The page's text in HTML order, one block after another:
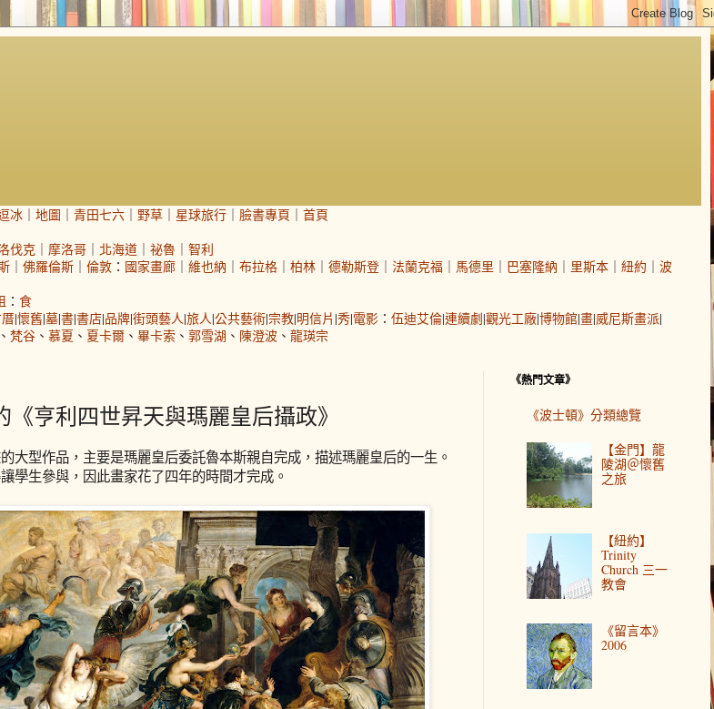
冰 ｜ 地圖 ｜ 青田七六 ｜ 野草 ｜ 星球旅行 ｜ 臉書專頁 ｜ 首頁
伐克 ｜ 摩洛哥 ｜ 北海道 ｜ 祕魯 ｜ 智利
｜ 佛羅倫斯 ｜ 倫敦 ： 國家畫廊 ｜ 維也納 ｜ 布拉格 ｜ 柏林 ｜ 德勒斯登 ｜ 法蘭克福 ｜ 馬德里 ｜ 巴塞隆納 ｜ 里斯本 ｜ 紐約 ｜ 波
： 食
|懷舊|墓|書|書店|品牌|街頭藝人|旅人|公共藝術|宗教|明信片 |秀|電影 ： 伍迪艾倫|連續劇|觀光工廠|博物館|畫|威尼斯畫派|
、 梵谷 、 慕夏 、 夏卡爾 、 畢卡索 、 郭雪湖 、 陳澄波 、 龍瑛宗
《亨利四世昇天與瑪麗皇后攝政》
大型作品，主要是瑪麗皇后委託魯本斯親自完成，描述瑪麗皇后的一生。
學生參與，因此畫家花了四年的時間才完成。
《熱門文章》
《波士頓》分類總覽
【金門】龍
陵湖＠懷舊
之旅
【紐約】
Trinity
Church 三一
教會
《留言本》
2006